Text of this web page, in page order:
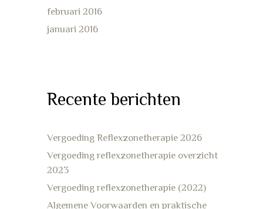
februari 2016
januari 2016
Recente berichten
Vergoeding Reflexzonetherapie 2026
Vergoeding reflexzonetherapie overzicht
2023
Vergoeding reflexzonetherapie (2022)
Algemene Voorwaarden en praktische